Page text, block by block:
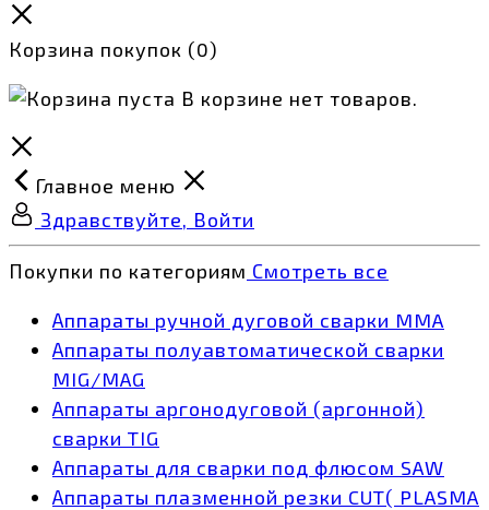
Корзина покупок (0)
В корзине нет товаров.
Главное меню
Здравствуйте, Войти
Покупки по категориям Смотреть все
Аппараты ручной дуговой сварки MMA
Аппараты полуавтоматической сварки
MIG/MAG
Аппараты аргонодуговой (аргонной)
сварки TIG
Аппараты для сварки под флюсом SAW
Аппараты плазменной резки CUT( PLASMA